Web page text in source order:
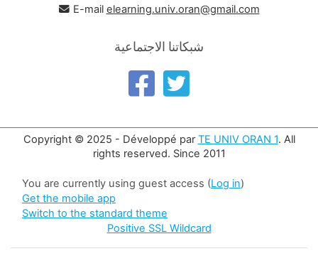
E-mail elearning.univ.oran@gmail.com
شبكاتنا الاجتماعية
Copyright © 2025 - Développé par TE UNIV ORAN 1. All
rights reserved. Since 2011
You are currently using guest access (Log in)
Get the mobile app
Switch to the standard theme
Positive SSL Wildcard